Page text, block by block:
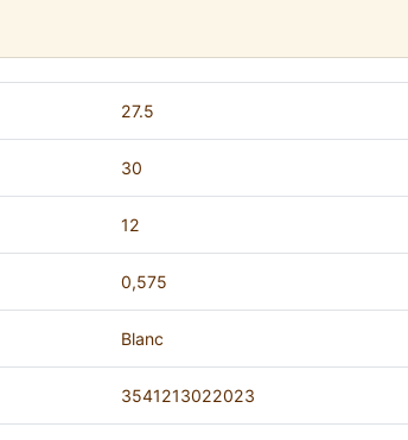
27.5
30
12
0,575
Blanc
3541213022023